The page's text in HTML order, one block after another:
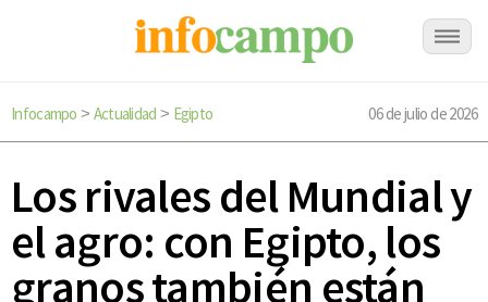
Infocampo > Actualidad > Egipto 06 de julio de 2026
Los rivales del Mundial y
el agro: con Egipto, los
granos también están